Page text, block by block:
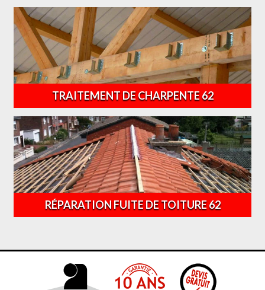
TRAITEMENT DE CHARPENTE 62
RÉPARATION FUITE DE TOITURE 62